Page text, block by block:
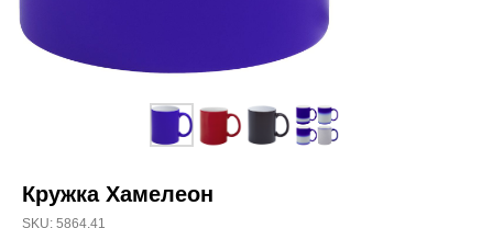
Кружка Хамелеон
SKU: 5864.41